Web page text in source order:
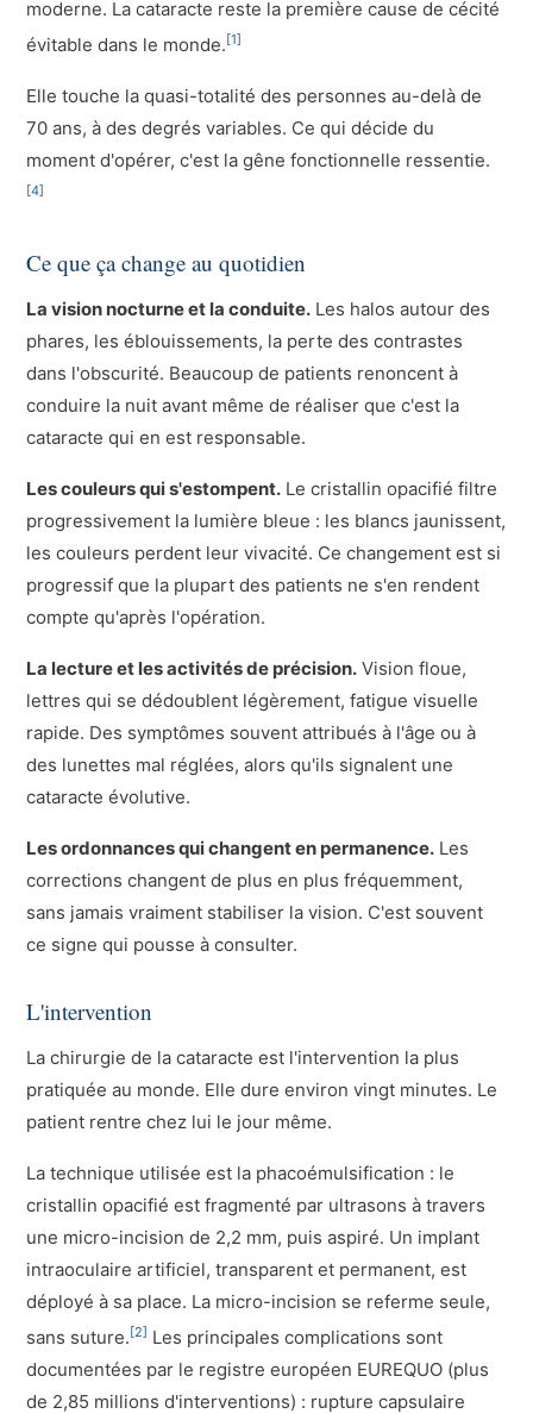
moderne. La cataracte reste la première cause de cécité
évitable dans le monde. [1]
Elle touche la quasi-totalité des personnes au-delà de
70 ans, à des degrés variables. Ce qui décide du
moment d'opérer, c'est la gêne fonctionnelle ressentie.
[4]
Ce que ça change au quotidien
La vision nocturne et la conduite. Les halos autour des
phares, les éblouissements, la perte des contrastes
dans l'obscurité. Beaucoup de patients renoncent à
conduire la nuit avant même de réaliser que c'est la
cataracte qui en est responsable.
Les couleurs qui s'estompent. Le cristallin opacifié filtre
progressivement la lumière bleue : les blancs jaunissent,
les couleurs perdent leur vivacité. Ce changement est si
progressif que la plupart des patients ne s'en rendent
compte qu'après l'opération.
La lecture et les activités de précision. Vision floue,
lettres qui se dédoublent légèrement, fatigue visuelle
rapide. Des symptômes souvent attribués à l'âge ou à
des lunettes mal réglées, alors qu'ils signalent une
cataracte évolutive.
Les ordonnances qui changent en permanence. Les
corrections changent de plus en plus fréquemment,
sans jamais vraiment stabiliser la vision. C'est souvent
ce signe qui pousse à consulter.
L'intervention
La chirurgie de la cataracte est l'intervention la plus
pratiquée au monde. Elle dure environ vingt minutes. Le
patient rentre chez lui le jour même.
La technique utilisée est la phacoémulsification : le
cristallin opacifié est fragmenté par ultrasons à travers
une micro-incision de 2,2 mm, puis aspiré. Un implant
intraoculaire artificiel, transparent et permanent, est
déployé à sa place. La micro-incision se referme seule,
sans suture. [2] Les principales complications sont
documentées par le registre européen EUREQUO (plus
de 2,85 millions d'interventions) : rupture capsulaire